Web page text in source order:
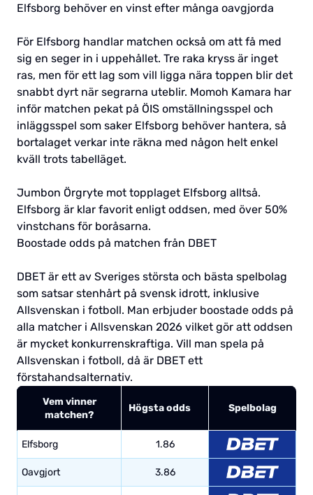
Elfsborg behöver en vinst efter många oavgjorda
För Elfsborg handlar matchen också om att få med
sig en seger in i uppehållet. Tre raka kryss är inget
ras, men för ett lag som vill ligga nära toppen blir det
snabbt dyrt när segrarna uteblir. Momoh Kamara har
inför matchen pekat på ÖIS omställningsspel och
inläggsspel som saker Elfsborg behöver hantera, så
bortalaget verkar inte räkna med någon helt enkel
kväll trots tabelläget.
Jumbon Örgryte mot topplaget Elfsborg alltså.
Elfsborg är klar favorit enligt oddsen, med över 50%
vinstchans för boråsarna.
Boostade odds på matchen från DBET
DBET är ett av Sveriges största och bästa spelbolag
som satsar stenhårt på svensk idrott, inklusive
Allsvenskan i fotboll. Man erbjuder boostade odds på
alla matcher i Allsvenskan 2026 vilket gör att oddsen
är mycket konkurrenskraftiga. Vill man spela på
Allsvenskan i fotboll, då är DBET ett
förstahandsalternativ.
Vem vinner
matchen?
Högsta odds Spelbolag
Elfsborg 1.86
Oavgjort 3.86